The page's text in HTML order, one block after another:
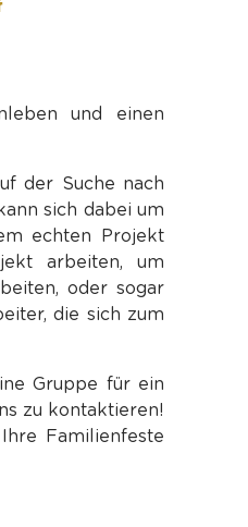
und einen
der Suche nach
sich dabei um
echten Projekt
arbeiten, um
oder sogar
die sich zum
Gruppe für ein
zu kontaktieren!
Familienfeste